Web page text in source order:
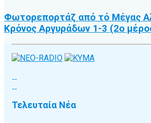
Φωτορεπορτάζ από τό Μέγας
Κρόνος Αργυράδων 1-3 (2ο
Τελευταία Νέα